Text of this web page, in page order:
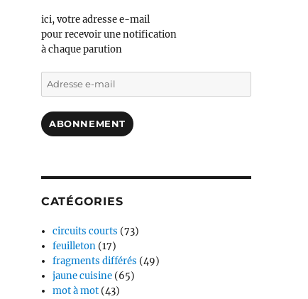
ici, votre adresse e-mail
pour recevoir une notification
à chaque parution
Adresse
e-
ABONNEMENT
CATÉGORIES
circuits courts (73)
feuilleton (17)
fragments différés (49)
jaune cuisine (65)
mot à mot (43)